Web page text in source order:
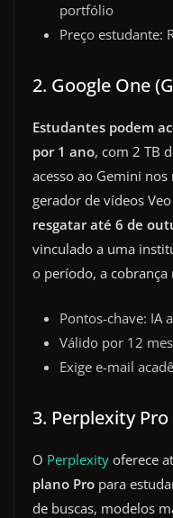
portfólio
Preço estudante:
2. Google One
Estudantes podem
por 1 ano, com 2 TB
acesso ao Gemini
gerador de vídeos
resgatar até 6 de
vinculado a uma
o período, a
Pontos-chave: IA
Válido por 12
Exige e-mail
3. Perplexity Pro
O Perplexity oferece
plano Pro para
de buscas, modelos